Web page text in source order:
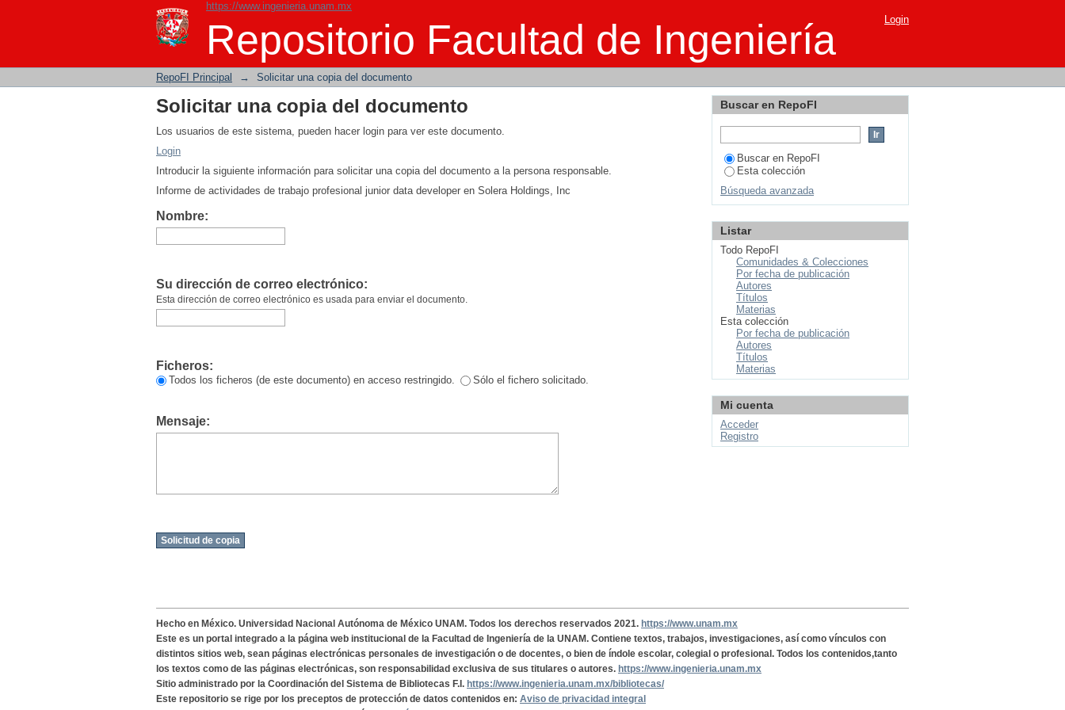
https://www.ingenieria.unam.mx
Repositorio Facultad de Ingeniería
Solicitar una copia del documento Login
RepoFI Principal → Solicitar una copia del documento
Solicitar una copia del documento
Los usuarios de este sistema, pueden hacer login para ver este documento.
Login
Introducir la siguiente información para solicitar una copia del documento a la persona responsable.
Informe de actividades de trabajo profesional junior data developer en Solera Holdings, Inc
Nombre:
Su dirección de correo electrónico:
Esta dirección de correo electrónico es usada para enviar el documento.
Ficheros:
Todos los ficheros (de este documento) en acceso restringido. Sólo el fichero solicitado.
Mensaje:
Buscar en RepoFI
Buscar en RepoFI
Esta colección
Búsqueda avanzada
Listar
Todo RepoFI
Comunidades & Colecciones
Por fecha de publicación
Autores
Títulos
Materias
Esta colección
Por fecha de publicación
Autores
Títulos
Materias
Mi cuenta
Acceder
Registro
Hecho en México. Universidad Nacional Autónoma de México UNAM. Todos los derechos reservados 2021. https://www.unam.mx
Este es un portal integrado a la página web institucional de la Facultad de Ingeniería de la UNAM. Contiene textos, trabajos, investigaciones, así como vínculos con
distintos sitios web, sean páginas electrónicas personales de investigación o de docentes, o bien de índole escolar, colegial o profesional. Todos los contenidos,tanto
los textos como de las páginas electrónicas, son responsabilidad exclusiva de sus titulares o autores. https://www.ingenieria.unam.mx
Sitio administrado por la Coordinación del Sistema de Bibliotecas F.I. https://www.ingenieria.unam.mx/bibliotecas/
Este repositorio se rige por los preceptos de protección de datos contenidos en: Aviso de privacidad integral